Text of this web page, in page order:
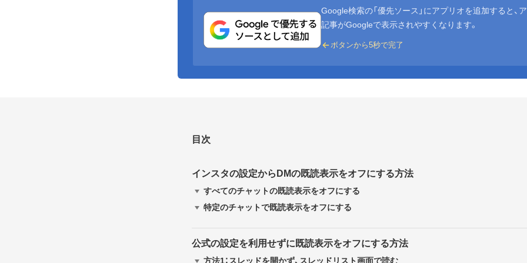
Google検索の「優先ソース」にアプリオを追加すると、
記事がGoogleで表示されやすくなります。
ボタンから5秒で完了
目次
インスタの設定からDMの既読表示をオフにする方法
すべてのチャットの既読表示をオフにする
特定のチャットで既読表示をオフにする
公式の設定を利用せずに既読表示をオフにする方法
方法1：スレッドを開かず、スレッドリスト画面で読む